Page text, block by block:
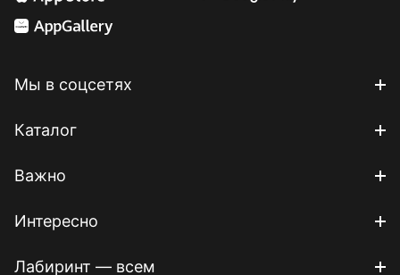
Мы в соцсетях
Каталог
Важно
Интересно
Лабиринт — всем